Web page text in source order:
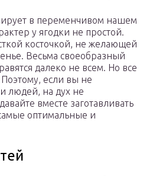
в переменчивом нашем
у ягодки не простой.
косточкой, не желающей
Весьма своеобразный
далеко не всем. Но все
если вы не
людей, на дух не
вместе заготавливать
оптимальные и